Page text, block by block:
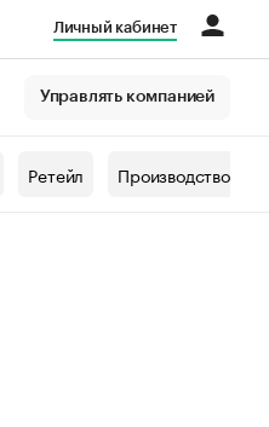
Личный кабинет
Управлять компанией
Ретейл Производство